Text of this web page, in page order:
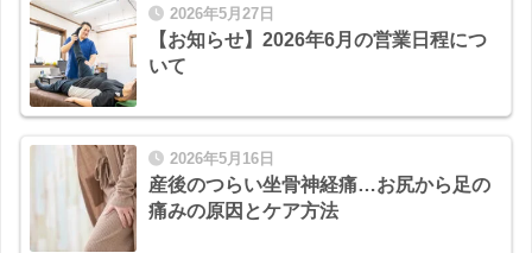
2026年5月27日
【お知らせ】2026年6月の営業日程につ
いて
2026年5月16日
産後のつらい坐骨神経痛…お尻から足の
痛みの原因とケア方法